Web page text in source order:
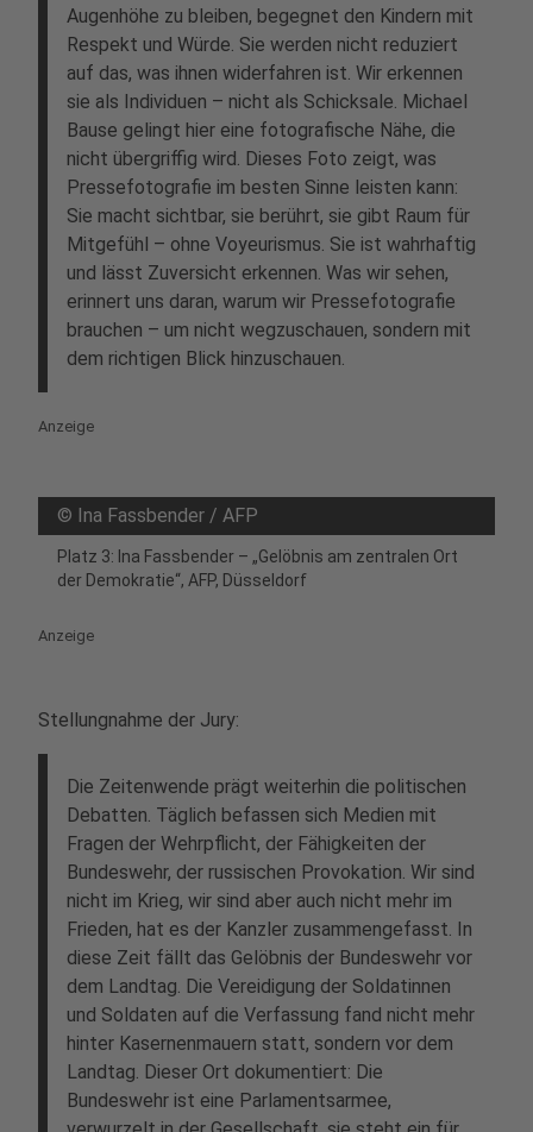
Augenhöhe zu bleiben, begegnet den Kindern mit
Respekt und Würde. Sie werden nicht reduziert
auf das, was ihnen widerfahren ist. Wir erkennen
sie als Individuen – nicht als Schicksale. Michael
Bause gelingt hier eine fotografische Nähe, die
nicht übergriffig wird. Dieses Foto zeigt, was
Pressefotografie im besten Sinne leisten kann:
Sie macht sichtbar, sie berührt, sie gibt Raum für
Mitgefühl – ohne Voyeurismus. Sie ist wahrhaftig
und lässt Zuversicht erkennen. Was wir sehen,
erinnert uns daran, warum wir Pressefotografie
brauchen – um nicht wegzuschauen, sondern mit
dem richtigen Blick hinzuschauen.
Anzeige
© Ina Fassbender / AFP
Platz 3: Ina Fassbender – „Gelöbnis am zentralen Ort
der Demokratie“, AFP, Düsseldorf
Anzeige
Stellungnahme der Jury:
Die Zeitenwende prägt weiterhin die politischen
Debatten. Täglich befassen sich Medien mit
Fragen der Wehrpflicht, der Fähigkeiten der
Bundeswehr, der russischen Provokation. Wir sind
nicht im Krieg, wir sind aber auch nicht mehr im
Frieden, hat es der Kanzler zusammengefasst. In
diese Zeit fällt das Gelöbnis der Bundeswehr vor
dem Landtag. Die Vereidigung der Soldatinnen
und Soldaten auf die Verfassung fand nicht mehr
hinter Kasernenmauern statt, sondern vor dem
Landtag. Dieser Ort dokumentiert: Die
Bundeswehr ist eine Parlamentsarmee,